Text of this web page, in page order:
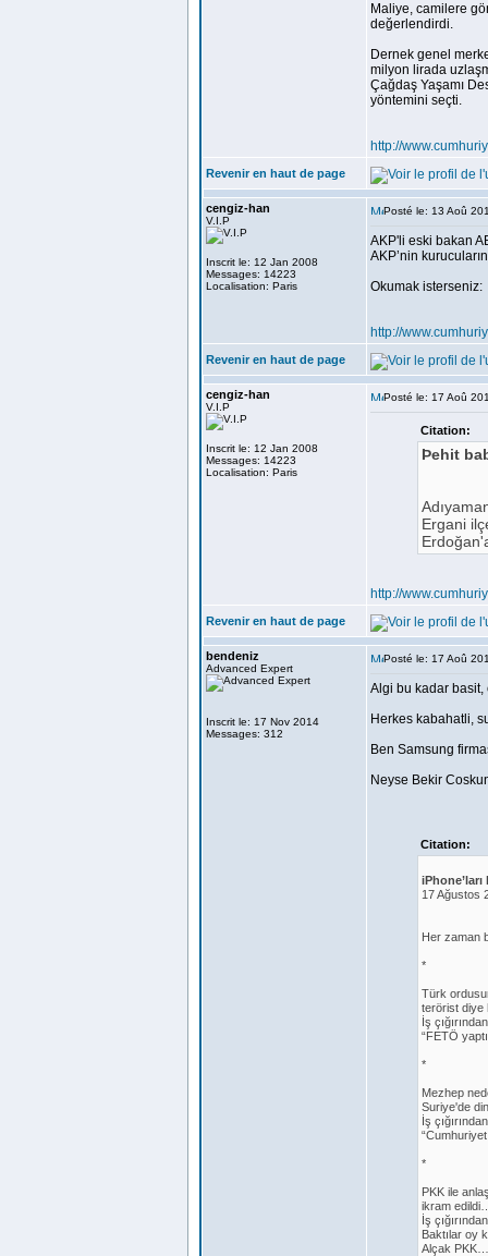
Maliye, camilere
değerlendirdi.
Dernek genel
milyon lirada
Çağdaş Yaşamı
yöntemini seçti.
http://
Revenir en haut de page
cengiz-han
V.I.P
Inscrit le: 12 Jan 2008
Messages: 14223
Localisation: Paris
Posté le: 13 Aoû
AKP'li eski bakan
AKP’nin
Okumak isterseniz:
http://
Revenir en haut de page
cengiz-han
V.I.P
Inscrit le: 12 Jan 2008
Messages: 14223
Localisation: Paris
Posté le: 17 Aoû
Citation:
Þehit
Ergani
http://
Revenir en haut de page
bendeniz
Advanced Expert
Inscrit le: 17 Nov 2014
Messages: 312
Posté le: 17 Aoû
Algi bu kadar
Herkes kabahatli,
Ben Samsung
Neyse Bekir
Citation:
iPhone’ları
17 Ağustos
Her zaman
*
Türk
terörist diye
İş
“FETÖ
*
Mezhep
Suriye'de
İş
*
PKK ile
ikram
İş
Baktılar oy
Alçak PKK…